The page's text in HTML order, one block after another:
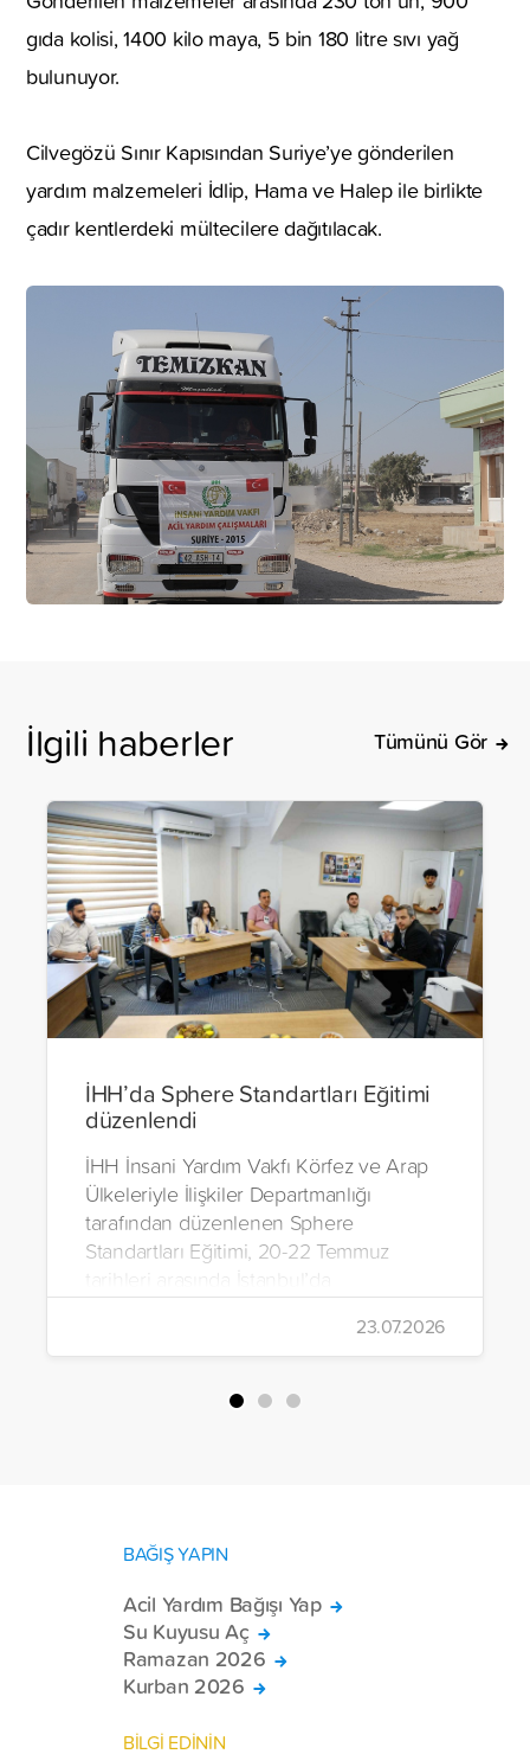
gıda kolisi, 1400 kilo maya, 5 bin 180 litre sıvı yağ
bulunuyor.
Cilvegözü Sınır Kapısından Suriye’ye gönderilen
yardım malzemeleri İdlip, Hama ve Halep ile birlikte
çadır kentlerdeki mültecilere dağıtılacak.
İlgili haberler Tümünü Gör
İHH’da Sphere Standartları Eğitimi
düzenlendi
İHH İnsani Yardım Vakfı Körfez ve Arap
Ülkeleriyle İlişkiler Departmanlığı
tarafından düzenlenen Sphere
Standartları Eğitimi, 20-22 Temmuz
gerçekleştirildi.
23.07.2026
BAĞIŞ YAPIN
Acil Yardım Bağışı Yap
Su Kuyusu Aç
Ramazan 2026
Kurban 2026
BİLGİ EDİNİN